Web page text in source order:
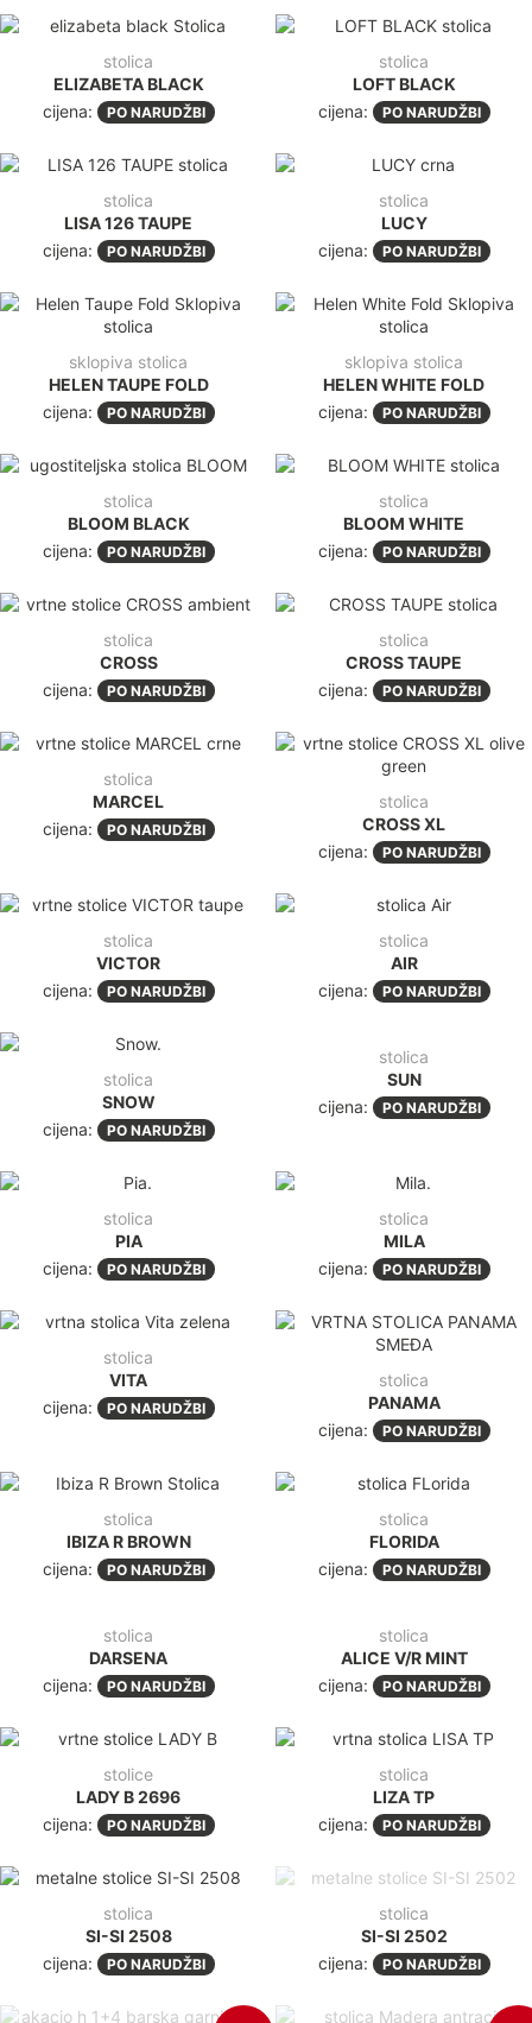
stolica
ELIZABETA BLACK
cijena:
PO NARUDŽBI
stolica
LOFT BLACK
cijena:
PO NARUDŽBI
stolica
LISA 126 TAUPE
cijena:
PO NARUDŽBI
stolica
LUCY
cijena:
PO NARUDŽBI
sklopiva stolica
HELEN TAUPE FOLD
cijena:
PO NARUDŽBI
sklopiva stolica
HELEN WHITE FOLD
cijena:
PO NARUDŽBI
stolica
BLOOM BLACK
cijena:
PO NARUDŽBI
stolica
BLOOM WHITE
cijena:
PO NARUDŽBI
stolica
CROSS
cijena:
PO NARUDŽBI
stolica
CROSS TAUPE
cijena:
PO NARUDŽBI
stolica
MARCEL
cijena:
PO NARUDŽBI
stolica
CROSS XL
cijena:
PO NARUDŽBI
stolica
VICTOR
cijena:
PO NARUDŽBI
stolica
AIR
cijena:
PO NARUDŽBI
stolica
SNOW
cijena:
PO NARUDŽBI
stolica
SUN
cijena:
PO NARUDŽBI
stolica
PIA
cijena:
PO NARUDŽBI
stolica
MILA
cijena:
PO NARUDŽBI
stolica
VITA
cijena:
PO NARUDŽBI
stolica
PANAMA
cijena:
PO NARUDŽBI
stolica
IBIZA R BROWN
cijena:
PO NARUDŽBI
stolica
FLORIDA
cijena:
PO NARUDŽBI
stolica
DARSENA
cijena:
PO NARUDŽBI
stolica
ALICE V/R MINT
cijena:
PO NARUDŽBI
stolice
LADY B 2696
cijena:
PO NARUDŽBI
stolica
LIZA TP
cijena:
PO NARUDŽBI
stolica
SI-SI 2508
cijena:
PO NARUDŽBI
stolica
SI-SI 2502
cijena:
PO NARUDŽBI